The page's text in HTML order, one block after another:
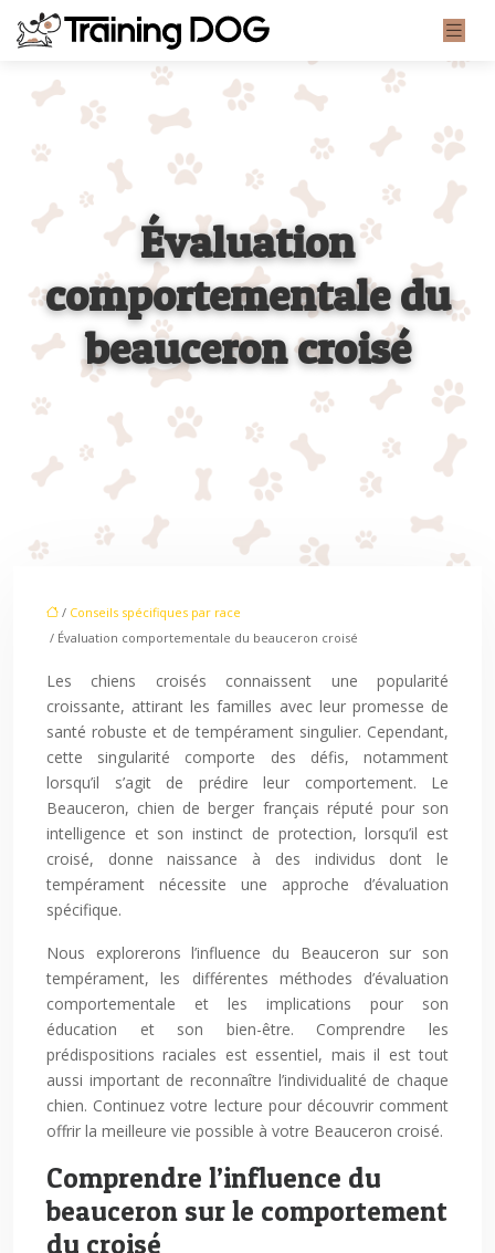
Évaluation
comportementale du
beauceron croisé
/ Conseils spécifiques par race
/ Évaluation comportementale du beauceron croisé
Les chiens croisés connaissent une popularité
croissante, attirant les familles avec leur promesse de
santé robuste et de tempérament singulier. Cependant,
cette singularité comporte des défis, notamment
lorsqu’il s’agit de prédire leur comportement. Le
Beauceron, chien de berger français réputé pour son
intelligence et son instinct de protection, lorsqu’il est
croisé, donne naissance à des individus dont le
tempérament nécessite une approche d’évaluation
spécifique.
Nous explorerons l’influence du Beauceron sur son
tempérament, les différentes méthodes d’évaluation
comportementale et les implications pour son
éducation et son bien-être. Comprendre les
prédispositions raciales est essentiel, mais il est tout
aussi important de reconnaître l’individualité de chaque
chien. Continuez votre lecture pour découvrir comment
offrir la meilleure vie possible à votre Beauceron croisé.
Comprendre l’influence du
beauceron sur le comportement
du croisé